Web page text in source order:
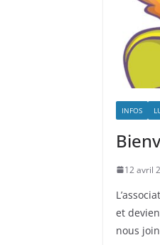
INFOS
12 avril
et
nous